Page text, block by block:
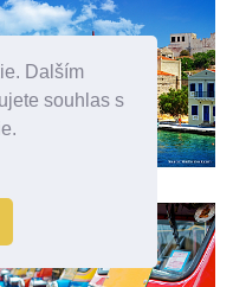
Dalším
souhlas s